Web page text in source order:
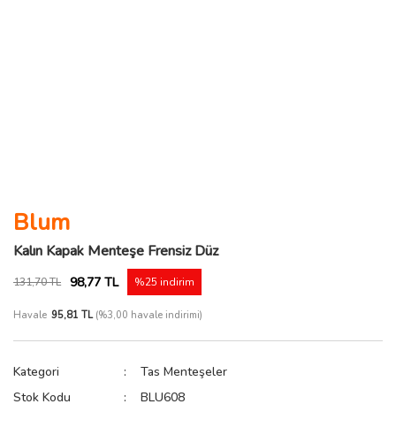
Blum
Kalın Kapak Menteşe Frensiz Düz
131,70 TL 98,77 TL %25 indirim
Havale 95,81 TL(%3,00 havale indirimi)
Kategori
Tas Menteşeler
Stok Kodu
BLU608